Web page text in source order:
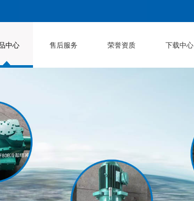
中心 售后服务 荣誉资质 下载中心